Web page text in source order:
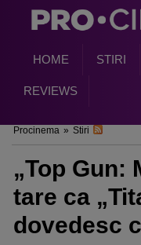
HOME STIRI
REVIEWS
Procinema » Stiri
„Top Gun:
tare ca
dovedesc